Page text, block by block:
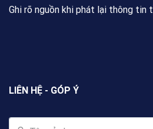
Ghi rõ nguồn khi phát lại thông tin
LIÊN HỆ - GÓP Ý